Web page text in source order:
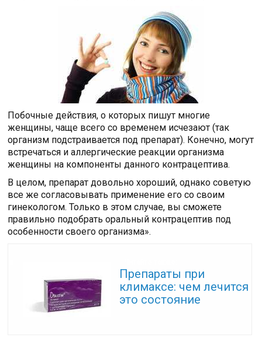
Побочные действия, о которых пишут многие
женщины, чаще всего со временем исчезают (так
организм подстраивается под препарат). Конечно, могут
встречаться и аллергические реакции организма
женщины на компоненты данного контрацептива.
В целом, препарат довольно хороший, однако советую
все же согласовывать применение его со своим
гинекологом. Только в этом случае, вы сможете
правильно подобрать оральный контрацептив под
особенности своего организма».
Препараты при
климаксе: чем лечится
это состояние